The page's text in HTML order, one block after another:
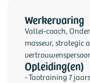
Werkervaring
Vallei-coach,
masseur, strategic
Opleiding(en)
- Taotraining 7